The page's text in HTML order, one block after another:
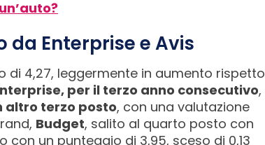
da Enterprise e Avis
di 4,27, leggermente in aumento rispetto
per il terzo anno consecutivo,
altro terzo posto, con una valutazione
Budget, salito al quarto posto con
con un punteggio di 3,95, sceso di 0,13